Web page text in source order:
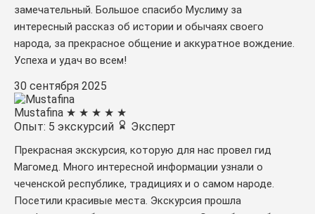
замечательный. Большое спасибо Муслиму за
интересный рассказ об истории и обычаях своего
народа, за прекрасное общение и аккуратное вождение.
Успеха и удач во всем!
30 сентября 2025
Mustafina ★ ★ ★ ★ ★
Опыт: 5 экскурсий
Эксперт
Прекрасная экскурсия, которую для нас провел гид
Магомед. Много интересной информации узнали о
чеченской республике, традициях и о самом народе.
Посетили красивые места. Экскурсия прошла